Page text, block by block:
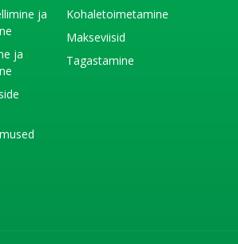
ja
ja
Kohaletoimetamine
Makseviisid
Tagastamine